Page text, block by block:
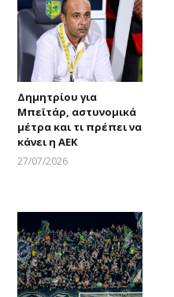
Δημητρίου για
Μπεϊτάρ, αστυνομικά
μέτρα και τι πρέπει να
κάνει η ΑΕΚ
27/07/2026